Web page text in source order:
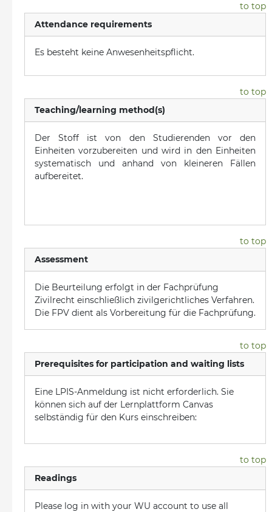
to top
Attendance requirements
Es besteht keine Anwesenheitspflicht.
to top
Teaching/learning method(s)
Der Stoff ist von den Studierenden vor den
Einheiten vorzubereiten und wird in den Einheiten
systematisch und anhand von kleineren Fällen
aufbereitet.
to top
Assessment
Die Beurteilung erfolgt in der Fachprüfung
Zivilrecht einschließlich zivilgerichtliches Verfahren.
Die FPV dient als Vorbereitung für die Fachprüfung.
to top
Prerequisites for participation and waiting lists
Eine LPIS-Anmeldung ist nicht erforderlich. Sie
können sich auf der Lernplattform Canvas
selbständig für den Kurs einschreiben:
to top
Readings
Please log in with your WU account to use all